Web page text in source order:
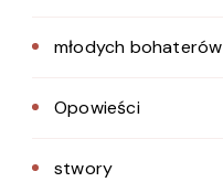
młodych bohaterów
Opowieści
stwory